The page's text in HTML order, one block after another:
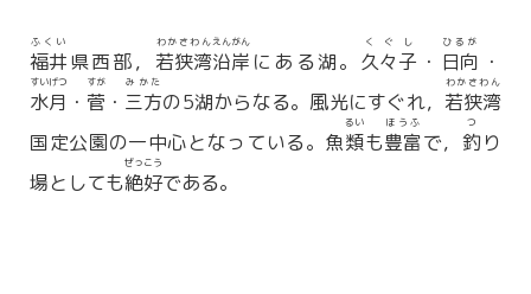
福井
ふくい
県西部， 若狭湾
わかさわん
沿岸
えんがん
にある湖。 久々子
くぐし
・ 日向
ひるが
・
水月
すいげつ
・ 菅
すが
・ 三方
みかた
の5湖からなる。風光にすぐれ， 若狭湾
わかさわん
国定公園の一中心となっている。魚類
るい
も豊富
ほうふ
で， 釣
つ
り
場としても絶好
ぜっこう
である。